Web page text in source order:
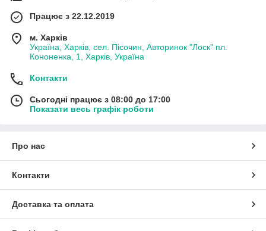
Працює з 22.12.2019
м. Харків
Україна, Харків, сел. Пісочин, Авторинок "Лоск" пл.
Кононенка, 1, Харків, Україна
Контакти
Сьогодні працює з 08:00 до 17:00
Показати весь графік роботи
Про нас
Контакти
Доставка та оплата